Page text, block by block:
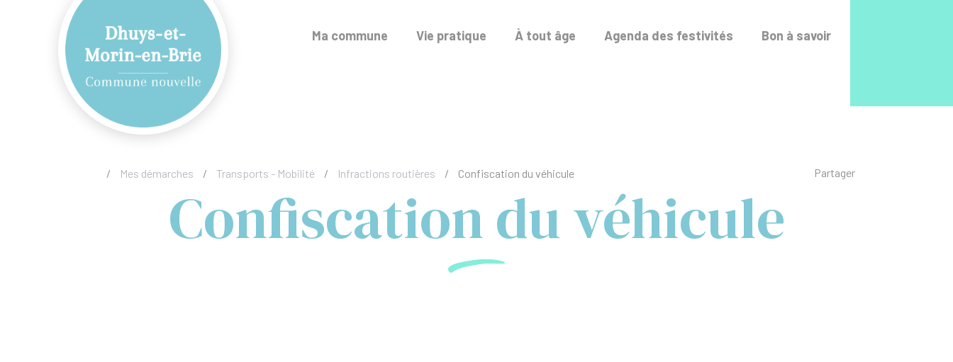
Ma commune Vie pratique À tout âge Agenda des festivités Bon à savoir
/ Mes démarches / Transports - Mobilité / Infractions routières / Confiscation du véhicule Partager
Confiscation du véhicule